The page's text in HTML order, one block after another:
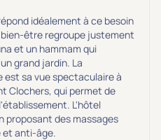
idéalement à ce besoin
être regroupe justement
et un hammam qui
grand jardin. La
sa vue spectaculaire à
Clochers, qui permet de
L'hôtel
proposant des massages
et anti-âge.